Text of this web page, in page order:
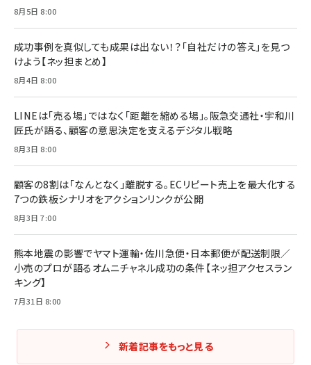
8月5日 8:00
成功事例を真似しても成果は出ない！？「自社だけの答え」を見つ
けよう【ネッ担まとめ】
8月4日 8:00
LINEは「売る場」ではなく「距離を縮める場」。阪急交通社・宇和川
匠氏が語る、顧客の意思決定を支えるデジタル戦略
8月3日 8:00
顧客の8割は「なんとなく」離脱する。ECリピート売上を最大化する
7つの鉄板シナリオをアクションリンクが公開
8月3日 7:00
熊本地震の影響でヤマト運輸・佐川急便・日本郵便が配送制限／
小売のプロが語るオムニチャネル成功の条件【ネッ担アクセスラン
キング】
7月31日 8:00
新着記事をもっと見る